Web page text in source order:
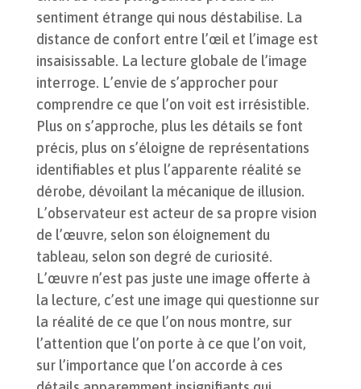
sentiment étrange qui nous déstabilise. La
distance de confort entre l’œil et l’image est
insaisissable. La lecture globale de l’image
interroge. L’envie de s’approcher pour
comprendre ce que l’on voit est irrésistible.
Plus on s’approche, plus les détails se font
précis, plus on s’éloigne de représentations
identifiables et plus l’apparente réalité se
dérobe, dévoilant la mécanique de illusion.
L’observateur est acteur de sa propre vision
de l’œuvre, selon son éloignement du
tableau, selon son degré de curiosité.
L’œuvre n’est pas juste une image offerte à
la lecture, c’est une image qui questionne sur
la réalité de ce que l’on nous montre, sur
l’attention que l’on porte à ce que l’on voit,
sur l’importance que l’on accorde à ces